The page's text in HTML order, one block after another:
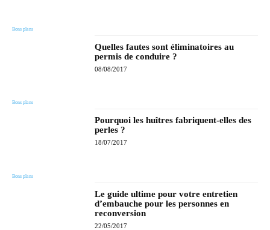
Bons plans
Bons plans
Quelles fautes sont éliminatoires au
permis de conduire ?
08/08/2017
Bons plans
Pourquoi les huîtres fabriquent-elles des
perles ?
18/07/2017
Le guide ultime pour votre entretien
d’embauche pour les personnes en
reconversion
22/05/2017